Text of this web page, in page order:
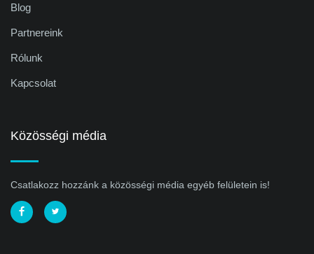
Blog
Partnereink
Rólunk
Kapcsolat
Közösségi média
Csatlakozz hozzánk a közösségi média egyéb felületein is!